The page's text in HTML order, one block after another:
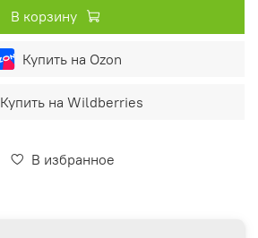
В избранное
В корзину
Купить на Ozon
Купить на Wildberries